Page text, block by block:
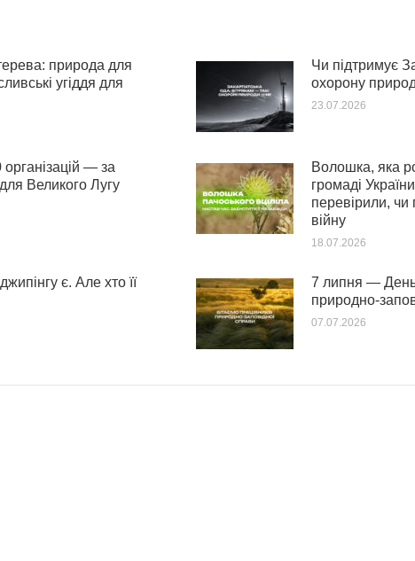
природа для
угіддя для
Чи підтримує
охорону
23.07.2026
— за
Великого Лугу
Волошка, яка
громаді
перевірили,
війну
18.07.2026
є. Але хто її
7 липня — День
природно-
07.07.2026